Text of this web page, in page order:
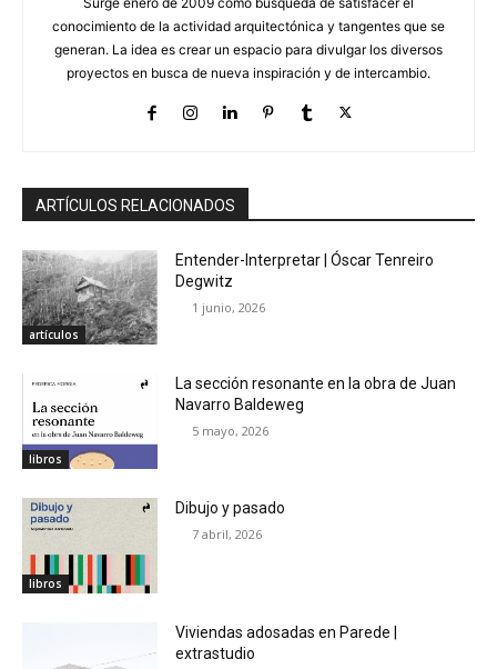
conocimiento de la actividad arquitectónica y tangentes que se
generan. La idea es crear un espacio para divulgar los diversos
proyectos en busca de nueva inspiración y de intercambio.
ARTÍCULOS RELACIONADOS
artículos
Entender-Interpretar | Óscar Tenreiro
Degwitz
1 junio, 2026
libros
La sección resonante en la obra de Juan
Navarro Baldeweg
5 mayo, 2026
libros
Dibujo y pasado
7 abril, 2026
Viviendas adosadas en Parede |
extrastudio